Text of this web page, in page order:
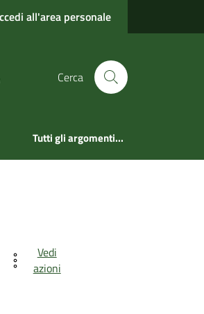
all'area personale
Cerca
Tutti gli argomenti...
Vedi
azioni